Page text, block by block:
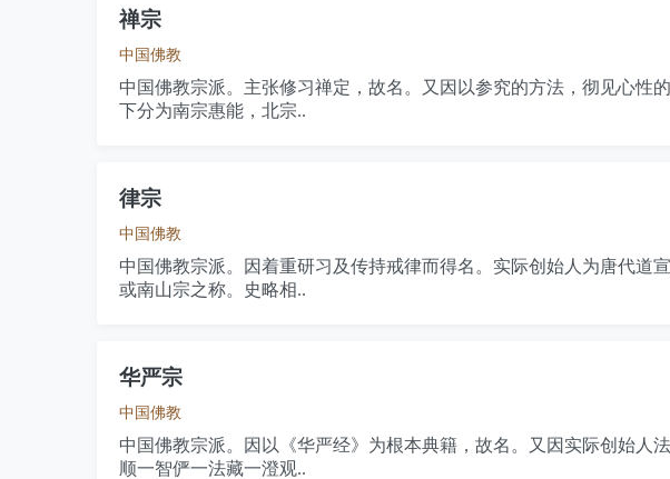
禅宗
中国佛教
中国佛教宗派。主张修习禅定，故名。又因以参究的方法，彻见心性
下分为南宗惠能，北宗..
律宗
中国佛教
中国佛教宗派。因着重研习及传持戒律而得名。实际创始人为唐代道
或南山宗之称。史略相..
华严宗
中国佛教
中国佛教宗派。因以《华严经》为根本典籍，故名。又因实际创始人
顺一智俨一法藏一澄观..